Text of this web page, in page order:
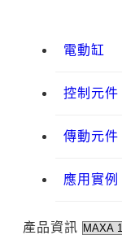
電動缸
控制元件
傳動元件
應用實例
產品資訊